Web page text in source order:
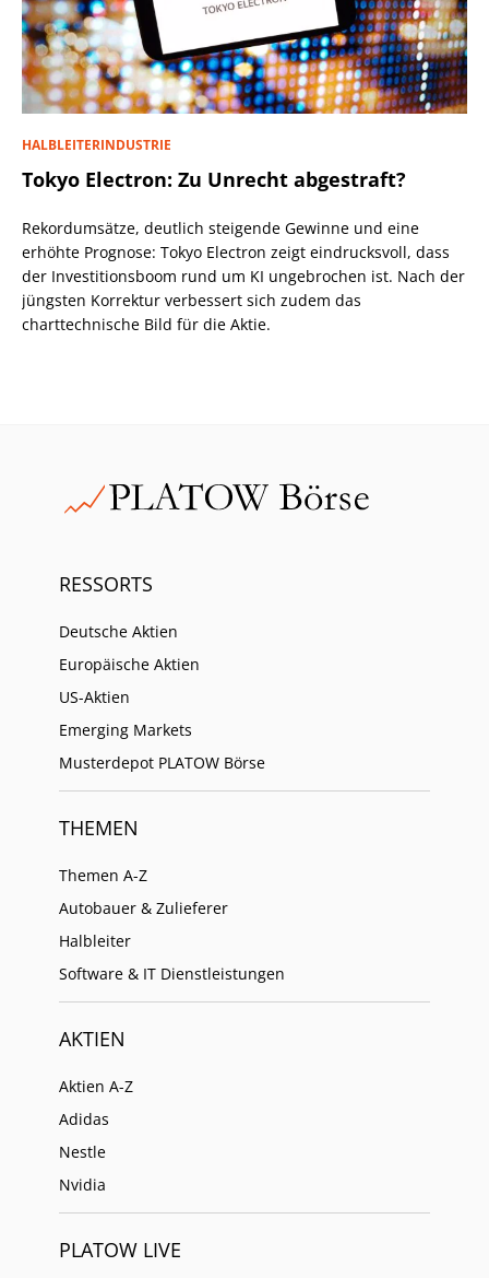
HALBLEITERINDUSTRIE
Tokyo Electron: Zu Unrecht abgestraft?
Rekordumsätze, deutlich steigende Gewinne und eine
erhöhte Prognose: Tokyo Electron zeigt eindrucksvoll, dass
der Investitionsboom rund um KI ungebrochen ist. Nach der
jüngsten Korrektur verbessert sich zudem das
charttechnische Bild für die Aktie.
RESSORTS
Deutsche Aktien
Europäische Aktien
US-Aktien
Emerging Markets
Musterdepot PLATOW Börse
THEMEN
Themen A-Z
Autobauer & Zulieferer
Halbleiter
Software & IT Dienstleistungen
AKTIEN
Aktien A-Z
Adidas
Nestle
Nvidia
PLATOW LIVE